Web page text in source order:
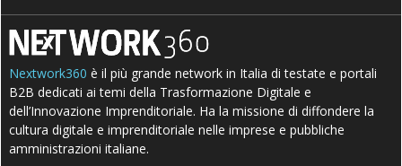
Nextwork360 è il più grande network in Italia di testate e portali
B2B dedicati ai temi della Trasformazione Digitale e
dell’Innovazione Imprenditoriale. Ha la missione di diffondere la
cultura digitale e imprenditoriale nelle imprese e pubbliche
amministrazioni italiane.